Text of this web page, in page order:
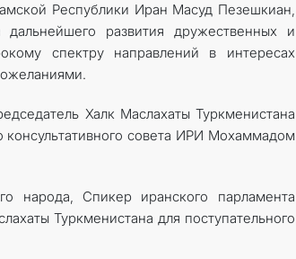
Республики Иран Масуд Пезешкиан,
развития дружественных и
спектру направлений в интересах
Халк Маслахаты Туркменистана
консультативного совета ИРИ Мохаммадом
народа, Спикер иранского парламента
Туркменистана для поступательного